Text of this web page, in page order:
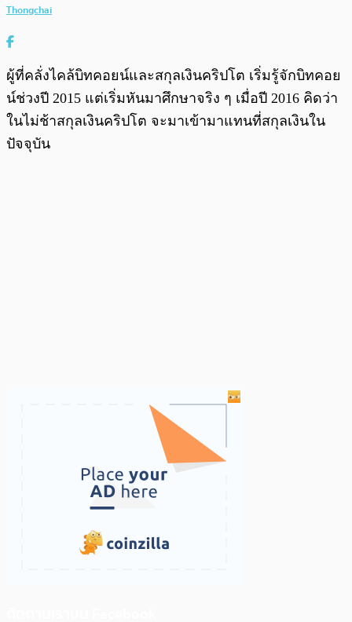
Thongchai
ผู้ที่คลั่งไคล้บิทคอยน์และสกุลเงินคริปโต เริ่มรู้จักบิทคอย
น์ช่วงปี 2015 แต่เริ่มหันมาศึกษาจริง ๆ เมื่อปี 2016 คิดว่า
ในไม่ช้าสกุลเงินคริปโต จะมาเข้ามาแทนที่สกุลเงินใน
ปัจจุบัน